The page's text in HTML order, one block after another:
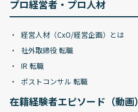
プロ経営者・プロ人材
経営人材（CxO/経営企画）とは
社外取締役 転職
IR 転職
ポストコンサル 転職
在籍経験者エピソード（動画）